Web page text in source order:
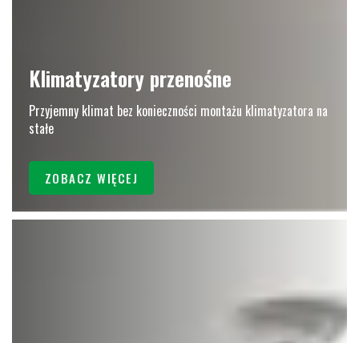
Klimatyzatory przenośne
Przyjemny klimat bez konieczności montażu klimatyzatora na
stałe
ZOBACZ WIĘCEJ